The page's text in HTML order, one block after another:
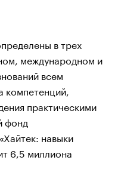
в трех
международном и
всем
компетенций,
практическими
фонд
навыки
6,5 миллиона